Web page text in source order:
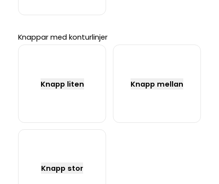
Knappar med konturlinjer
Knapp liten Knapp mellan
Knapp stor